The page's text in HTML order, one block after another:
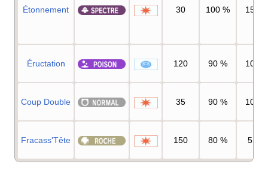
Étonnement 30 100 % 15
Éructation 120 90 % 10
Coup Double 35 90 % 10
Fracass'Tête 150 80 % 5